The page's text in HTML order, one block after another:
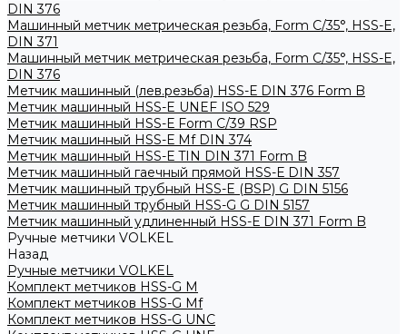
DIN 376
Машинный метчик метрическая резьба, Form С/35°, HSS-E,
DIN 371
Машинный метчик метрическая резьба, Form С/35°, HSS-E,
DIN 376
Метчик машинный (лев.резьба) HSS-Е DIN 376 Form B
Метчик машинный HSS-E UNEF ISO 529
Метчик машинный HSS-Е Form C/39 RSP
Метчик машинный HSS-Е Mf DIN 374
Метчик машинный HSS-Е TIN DIN 371 Form B
Метчик машинный гаечный прямой HSS-Е DIN 357
Метчик машинный трубный HSS-E (BSP) G DIN 5156
Метчик машинный трубный HSS-G G DIN 5157
Метчик машинный удлиненный HSS-Е DIN 371 Form B
Ручные метчики VOLKEL
Назад
Ручные метчики VOLKEL
Комплект метчиков HSS-G M
Комплект метчиков HSS-G Mf
Комплект метчиков HSS-G UNC